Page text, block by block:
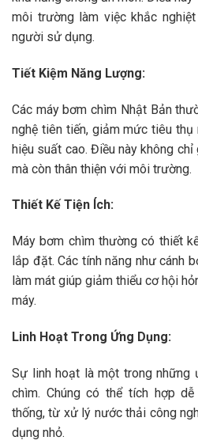
môi trường làm việc khắc
người sử dụng.
Tiết Kiệm Năng Lượng:
Các máy bơm chìm Nhật Bản
nghệ tiên tiến, giảm mức tiêu
hiệu suất cao. Điều này không
mà còn thân thiện với môi trường.
Thiết Kế Tiện Ích:
Máy bơm chìm thường có thiết
lắp đặt. Các tính năng như cánh
làm mát giúp giảm thiểu cơ hội
máy.
Linh Hoạt Trong Ứng Dụng:
Sự linh hoạt là một trong những
chìm. Chúng có thể tích hợp
thống, từ xử lý nước thải công
dụng nhỏ.